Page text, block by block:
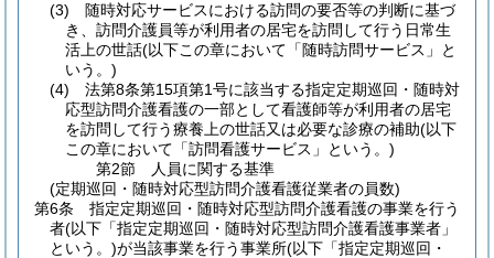
(3)
随時対応サービスにおける訪問の要否等の判断に基づ
き、訪問介護員等が利用者の居宅を訪問して行う日常生
活上の世話(以下この章において「随時訪問サービス」と
いう。)
(4)
法第8条第15項第1号に該当する指定定期巡回・随時対
応型訪問介護看護の一部として看護師等が利用者の居宅
を訪問して行う療養上の世話又は必要な診療の補助(以下
この章において「訪問看護サービス」という。)
第2節
人員に関する基準
(定期巡回・随時対応型訪問介護看護従業者の員数)
第6条
指定定期巡回・随時対応型訪問介護看護の事業を行う
者(以下「指定定期巡回・随時対応型訪問介護看護事業者」
という。)が当該事業を行う事業所(以下「指定定期巡回・